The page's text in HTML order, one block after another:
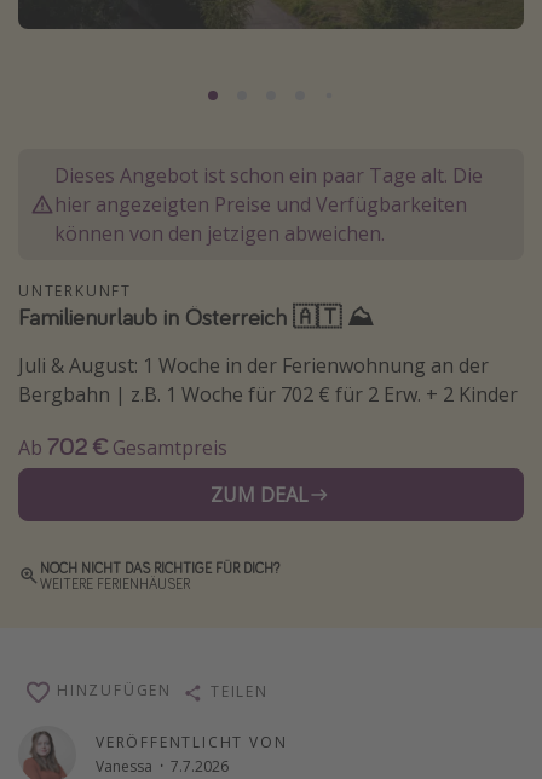
Lombardei
Reisethemen
Alle Reisethemen
Strandurlaub
Abenteuerurlaub
Skiurlaub
Weitere Themen
Reise Journal
Beste Reiseziele 20225
Dieses Angebot ist schon ein paar Tage alt. Die
hier angezeigten Preise und Verfügbarkeiten
können von den jetzigen abweichen.
UNTERKUNFT
Familienurlaub in Österreich 🇦🇹 ⛰️
Juli & August: 1 Woche in der Ferienwohnung an der
Bergbahn | z.B. 1 Woche für 702 € für 2 Erw. + 2 Kinder
Ab 702 € Gesamtpreis
ZUM DEAL
NOCH NICHT DAS RICHTIGE FÜR DICH?
WEITERE FERIENHÄUSER
VERÖFFENTLICHT VON
Vanessa · 7.7.2026
HINZUFÜGEN TEILEN